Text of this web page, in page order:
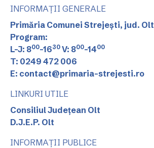
INFORMAȚII GENERALE
Primăria Comunei Strejești, jud. Olt
Program:
L-J: 800-1630 V: 800-1400
T: 0249 472 006
E: contact@primaria-strejesti.ro
LINKURI UTILE
Consiliul Județean Olt
D.J.E.P. Olt
INFORMAȚII PUBLICE